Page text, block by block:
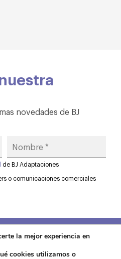
novedades de BJ
de BJ Adaptaciones
o comunicaciones comerciales
Política de cookies· Contactar
la mejor experiencia en
cookies utilizamos o